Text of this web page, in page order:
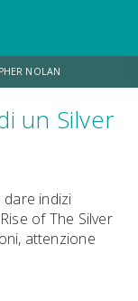
NOLAN
CHRIS MCKENNA
un Silver
indizi
of The Silver
attenzione